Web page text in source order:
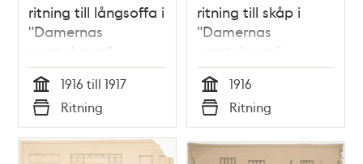
ritning till långsoffa i
"Damernas
samtalsrum",
Stadshuset
Tid
1916 till 1917
Typ
Ritning
ritning till skåp i
"Damernas
samtalsrum",
Stadshuset
Tid
1916
Typ
Ritning